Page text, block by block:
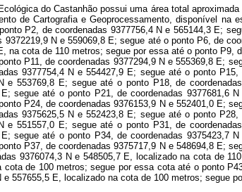
do Castanhão possui uma área total
de Cartografia e Geoprocessamento, disponível
P2, de coordenadas 9377756,4 N e 565144,3 E;
9372219,9 N e 559069,8 E; segue até o ponto P6, de
na cota de 110 metros; segue por essa até o ponto
P11, de coordenadas 9377294,9 N e 555369,8 E;
9377754,4 N e 554427,9 E; segue até o ponto
e 553769,8 E; segue até o ponto P18, de
segue até o ponto P21, de coordenadas 9377681,6
P24, de coordenadas 9376153,9 N e 552401,0 E;
9375625,5 N e 552423,8 E; segue até o ponto
e 551557,0 E; segue até o ponto P31, de
segue até o ponto P34, de coordenadas 9375423,7
P37, de coordenadas 9375717,9 N e 548694,8 E;
9376074,3 N e 548505,7 E, localizado na cota de
cota de 100 metros; segue por essa cota até o ponto
e 557655,5 E, localizado na cota de 100 metros; segue